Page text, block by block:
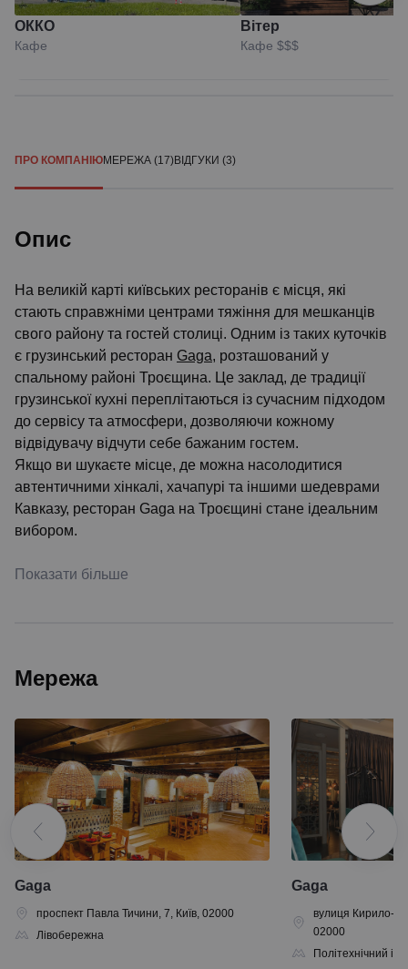
ОККО
Кафе
Вітер
Кафе $$$
ПРО КОМПАНІЮМЕРЕЖА (17)ВІДГУКИ (3)
Опис
На великій карті київських ресторанів є місця, які
стають справжніми центрами тяжіння для мешканців
свого району та гостей столиці. Одним із таких куточків
є грузинський ресторан Gaga, розташований у
спальному районі Троєщина. Це заклад, де традиції
грузинської кухні переплітаються із сучасним підходом
до сервісу та атмосфери, дозволяючи кожному
відвідувачу відчути себе бажаним гостем.
Якщо ви шукаєте місце, де можна насолодитися
автентичними хінкалі, хачапурі та іншими шедеврами
Кавказу, ресторан Gaga на Троєщині стане ідеальним
вибором.
Показати більше
Мережа
Gaga
проспект Павла Тичини, 7, Київ, 02000
Лівобережна
Gaga
вулиця Кирило-
02000
Політехнічний